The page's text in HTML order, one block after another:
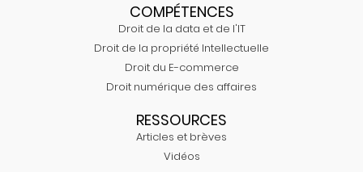
COMPÉTENCES
Droit de la data et de l'IT
Droit de la propriété Intellectuelle
Droit du E-commerce
Droit numérique des affaires
RESSOURCES
Articles et brèves
Vidéos